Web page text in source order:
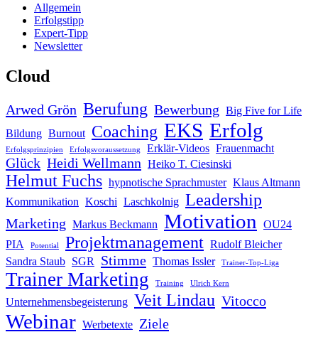
Allgemein
Erfolgstipp
Expert-Tipp
Newsletter
Cloud
Arwed Grön Berufung Bewerbung Big Five for Life
Bildung Burnout Coaching EKS Erfolg
Erfolgsprinzipien Erfolgsvoraussetzung Erklär-Videos Frauenmacht
Glück Heidi Wellmann Heiko T. Ciesinski
Helmut Fuchs hypnotische Sprachmuster Klaus Altmann
Kommunikation Koschi Laschkolnig Leadership
Marketing Markus Beckmann Motivation OU24
PIA
Potential Projektmanagement Rudolf Bleicher
Sandra Staub SGR Stimme Thomas Issler Trainer-Top-Liga
Trainer Marketing Training Ulrich Kern
Unternehmensbegeisterung Veit Lindau Vitocco
Webinar Werbetexte Ziele